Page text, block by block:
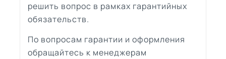
решить вопрос в рамках гарантийных
обязательств.
По вопросам гарантии и оформления
обращайтесь к менеджерам